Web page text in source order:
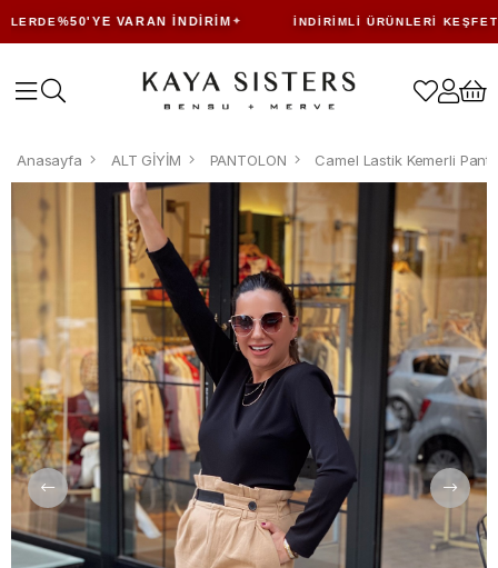
%50'YE VARAN İNDIRIM İNDIRIMLI ÜRÜNLERI KEŞFET
Anasayfa ALT GİYİM PANTOLON Camel Lastik Kemerli